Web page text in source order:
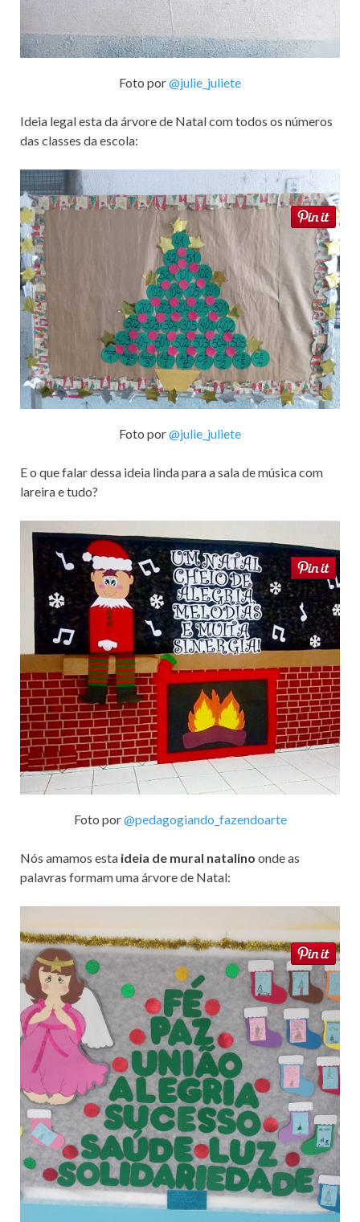
Foto por@julie_juliete
Ideia legal esta da árvore de Natal com todos os números
das classes da escola:
Foto por@julie_juliete
E o que falar dessa ideia linda para a sala de música com
lareira e tudo?
Foto por@pedagogiando_fazendoarte
Nós amamos esta ideia de mural natalino onde as
palavras formam uma árvore de Natal: